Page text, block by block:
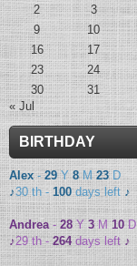
2
3
9
10
16
17
23
24
30
31
« Jul
BIRTHDAY
Alex-29Y8M23D
♪30 th - 100days left♪
Andrea-28 Y3M10D
♪29 th -264days left♪